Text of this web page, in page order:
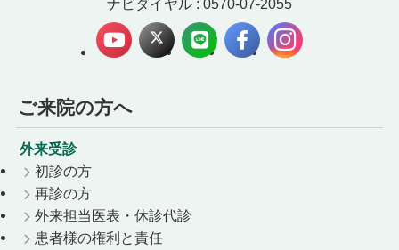
ナビダイヤル : 0570-07-2055
ご来院の方へ
外来受診
初診の方
再診の方
外来担当医表・休診代診
患者様の権利と責任